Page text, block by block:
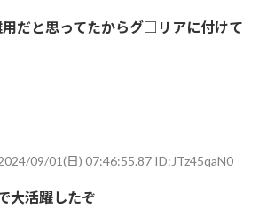
だと思ってたからグ□リアに付けて
09/01(日) 07:46:55.87 ID:JTz45qaN0
大活躍したぞ